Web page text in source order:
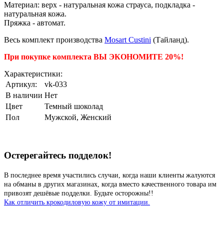
Материал: верх - натуральная кожа страуса, подкладка -
натуральная кожа.
Пряжка - автомат.
Весь комплект производства Mosart Custini (Тайланд).
При покупке комплекта ВЫ ЭКОНОМИТЕ 20%!
Характеристики:
Артикул:
vk-033
В наличии Нет
Цвет
Темный шоколад
Пол
Мужской, Женский
Остерегайтесь подделок!
В последнее время участились случаи, когда наши клиенты жалуются
на обманы в других магазинах, когда вместо качественного товара им
привозят дешёвые подделки. Будьте осторожны!!
Как отличить крокодиловую кожу от имитации.